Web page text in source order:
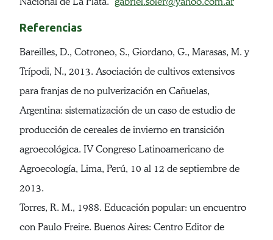
Referencias
Bareilles, D., Cotroneo, S., Giordano, G., Marasas, M. y
Trípodi, N., 2013. Asociación de cultivos extensivos
para franjas de no pulverización en Cañuelas,
Argentina: sistematización de un caso de estudio de
producción de cereales de invierno en transición
agroecológica. IV Congreso Latinoamericano de
Agroecología, Lima, Perú, 10 al 12 de septiembre de
2013.
Torres, R. M., 1988. Educación popular: un encuentro
con Paulo Freire. Buenos Aires: Centro Editor de